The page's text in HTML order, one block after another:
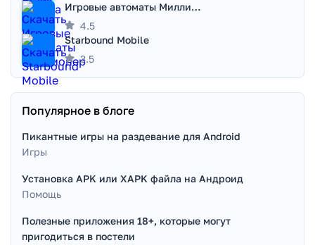
Игровые автоматы Миллионер
4.5
Starbound Mobile
3.5
Популярное в блоге
Пикантные игры на раздевание для Android
Игры
Установка APK или XAPK файла на Андроид
Помощь
Полезные приложения 18+, которые могут
пригодиться в постели